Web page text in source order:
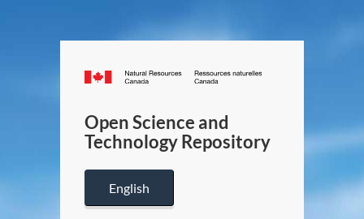
Canada.ca
/
Canada
Open Science and
Technology Repository
English